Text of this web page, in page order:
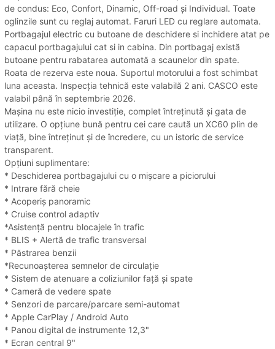
de condus: Eco, Confort, Dinamic, Off-road și Individual. Toate
oglinzile sunt cu reglaj automat. Faruri LED cu reglare automata.
Portbagajul electric cu butoane de deschidere si inchidere atat pe
capacul portbagajului cat si in cabina. Din portbagaj există
butoane pentru rabatarea automată a scaunelor din spate.
Roata de rezerva este noua. Suportul motorului a fost schimbat
luna aceasta. Inspecția tehnică este valabilă 2 ani. CASCO este
valabil până în septembrie 2026.
Mașina nu este nicio investiție, complet întreținută și gata de
utilizare. O opțiune bună pentru cei care caută un XC60 plin de
viață, bine întreținut și de încredere, cu un istoric de service
transparent.
Opțiuni suplimentare:
* Deschiderea portbagajului cu o mișcare a piciorului
* Intrare fără cheie
* Acoperiș panoramic
* Cruise control adaptiv
*Asistență pentru blocajele în trafic
* BLIS + Alertă de trafic transversal
* Păstrarea benzii
*Recunoașterea semnelor de circulație
* Sistem de atenuare a coliziunilor față și spate
* Cameră de vedere spate
* Senzori de parcare/parcare semi-automat
* Apple CarPlay / Android Auto
* Panou digital de instrumente 12,3"
* Ecran central 9"